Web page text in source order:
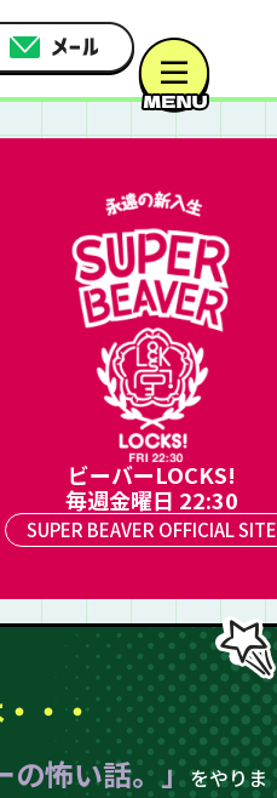
ビーバーLOCKS!
毎週金曜日 22:30
SUPER BEAVER OFFICIAL SITE
・・
の怖い話。」をやりま